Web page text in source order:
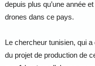
depuis plus qu’une année
drones dans ce pays.
Le chercheur tunisien, qui
du projet de production de